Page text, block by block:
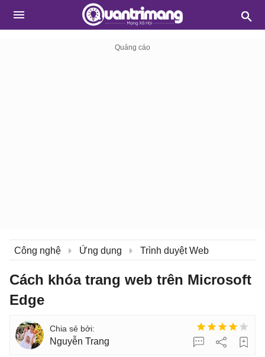
Công nghệ Ứng dụng Trình duyệt Web
Cách khóa trang web trên Microsoft
Edge
Nguyễn Trang